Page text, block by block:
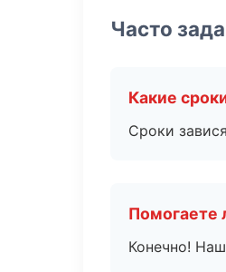
Часто
Какие
Сроки
Помогаете
Конечно!